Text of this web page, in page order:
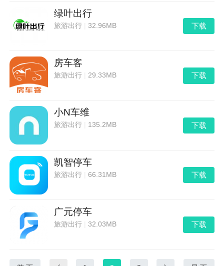
绿叶出行
旅游出行 |32.96MB 下载
房车客
旅游出行 |29.33MB 下载
小N车维
旅游出行 135.2MB 下载
凯智停车
旅游出行 |66.31MB 下载
广元停车
旅游出行 |32.03MB 下载